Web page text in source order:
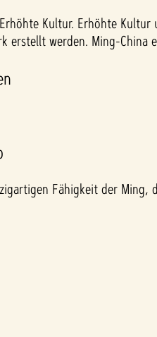
Erhöhte Kultur. Erhöhte Kultur
erstellt werden. Ming-
Fähigkeit der